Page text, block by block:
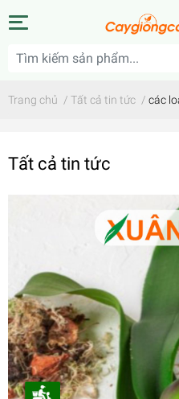
Trang chủ / Tất cả tin tức / các
Tất cả tin tức